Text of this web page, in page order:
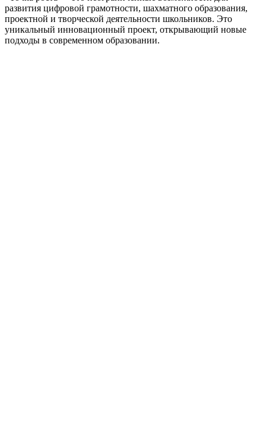
развития цифровой грамотности, шахматного образования,
проектной и творческой деятельности школьников. Это
уникальный инновационный проект, открывающий новые
подходы в современном образовании.